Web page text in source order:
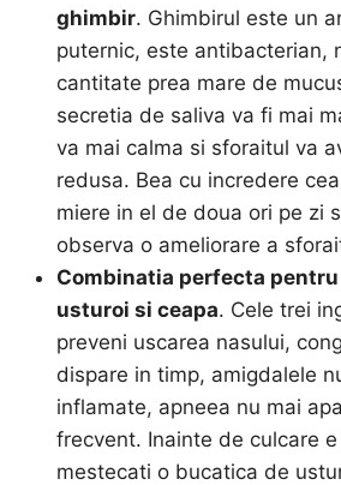
ghimbir. Ghimbirul este un
puternic, este antibacterian,
cantitate prea mare de
secretia de saliva va fi mai
va mai calma si sforaitul va
redusa. Bea cu incredere
miere in el de doua ori pe zi
observa o ameliorare a
Combinatia perfecta
usturoi si ceapa. Cele trei
preveni uscarea nasului,
dispare in timp, amigdalele
inflamate, apneea nu mai
frecvent. Inainte de culcare
mestecati o bucatica de